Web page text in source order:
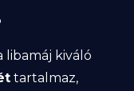
libamáj kiváló
tartalmaz,